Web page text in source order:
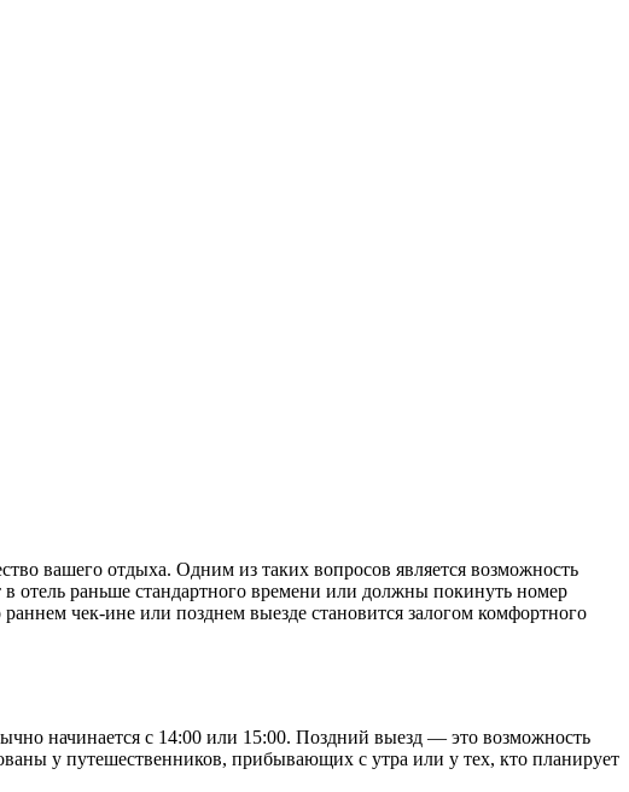
вашего отдыха. Одним из таких вопросов является возможность
отель раньше стандартного времени или должны покинуть номер
чек-ине или позднем выезде становится залогом комфортного
начинается с 14:00 или 15:00. Поздний выезд — это возможность
у путешественников, прибывающих с утра или у тех, кто планирует